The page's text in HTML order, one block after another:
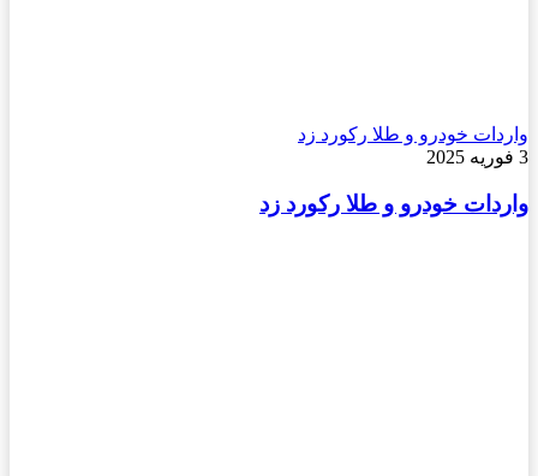
واردات خودرو و طلا رکورد زد
3 فوریه 2025
واردات خودرو و طلا رکورد زد